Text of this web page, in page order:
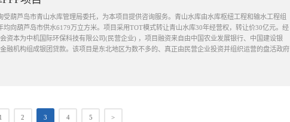
受葫芦岛市青山水库管理局委托，为本项目提供咨询服务。青山水库由水库枢纽工程和输水工程组
均向葫芦岛市供水6179万立方米。项目采用TOT模式转让青山水库30年经营权，转让价30亿元。经
资本为中机国际环保科技有限公司(民营企业) ，项目融资来自由中国农业发展银行、中国建设银
融机构组成银团贷款。该项目是东北地区为数不多的、真正由民营企业投资并组织运营的盘活政府
1 2 3 4 5 >